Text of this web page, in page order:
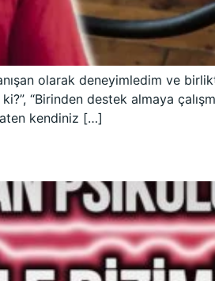
olarak deneyimledim ve
“Birinden destek almaya
kendiniz […]